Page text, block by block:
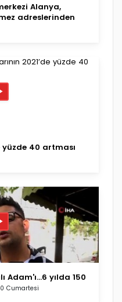
Alanya,
adreslerinden
yüzde 40 artması
Adam'ı...6 yılda 150
Cumartesi